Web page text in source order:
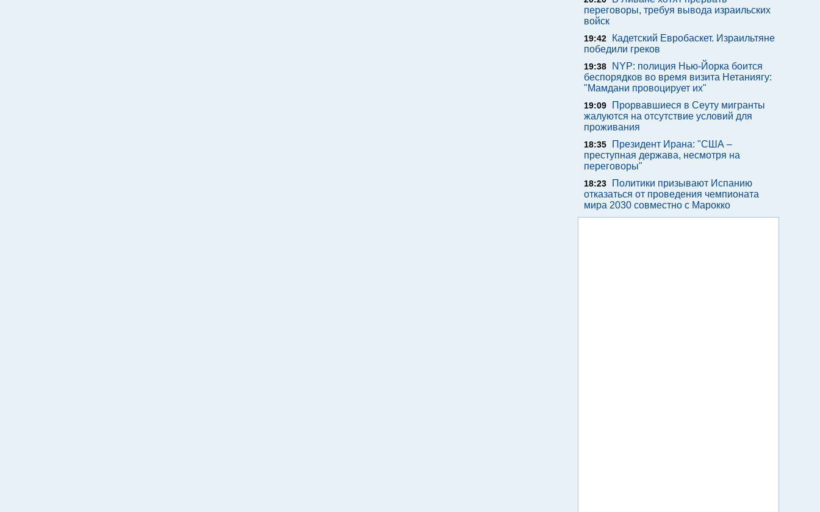
переговоры, требуя вывода израильских
войск
19:42
Кадетский Евробаскет. Израильтяне
победили греков
19:38
NYP: полиция Нью-Йорка боится
беспорядков во время визита Нетаниягу:
"Мамдани провоцирует их"
19:09
Прорвавшиеся в Сеуту мигранты
жалуются на отсутствие условий для
проживания
18:35
Президент Ирана: "США –
преступная держава, несмотря на
переговоры"
18:23
Политики призывают Испанию
отказаться от проведения чемпионата
мира 2030 совместно с Марокко